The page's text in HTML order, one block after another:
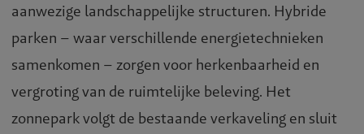
aanwezige landschappelijke structuren. Hybride
parken – waar verschillende energietechnieken
samenkomen – zorgen voor herkenbaarheid en
vergroting van de ruimtelijke beleving. Het
zonnepark volgt de bestaande verkaveling en sluit